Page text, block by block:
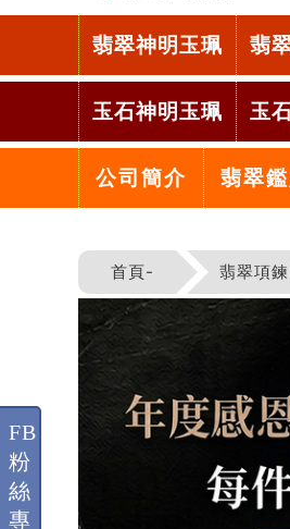
翡翠神明玉珮 翡
玉石神明玉珮 玉
公司簡介 翡翠
首頁- 翡翠項
FB
粉
絲
專